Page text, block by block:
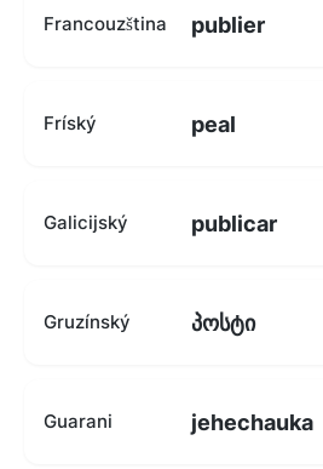
Francouzština publier
Fríský peal
Galicijský publicar
Gruzínský პოსტი
Guarani jehechauka